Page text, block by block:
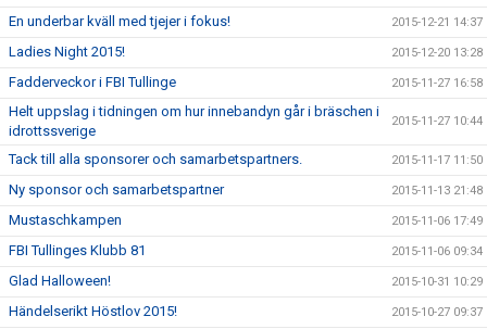
En underbar kväll med tjejer i fokus! 2015-12-21 14:37
Ladies Night 2015! 2015-12-20 13:28
Fadderveckor i FBI Tullinge 2015-11-27 16:58
Helt uppslag i tidningen om hur innebandyn går i bräschen i
idrottssverige
2015-11-27 10:44
Tack till alla sponsorer och samarbetspartners. 2015-11-17 11:50
Ny sponsor och samarbetspartner 2015-11-13 21:48
Mustaschkampen 2015-11-06 17:49
FBI Tullinges Klubb 81 2015-11-06 09:34
Glad Halloween! 2015-10-31 10:29
Händelserikt Höstlov 2015! 2015-10-27 09:37